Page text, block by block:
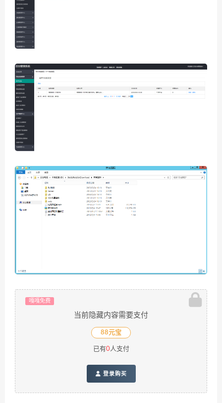
嘎嘎免费
当前隐藏内容需要支付
88元宝
已有0人支付
登录购买